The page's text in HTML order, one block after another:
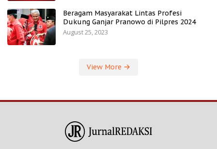
Beragam Masyarakat Lintas Profesi
Dukung Ganjar Pranowo di Pilpres 2024
August 25, 2023
View More